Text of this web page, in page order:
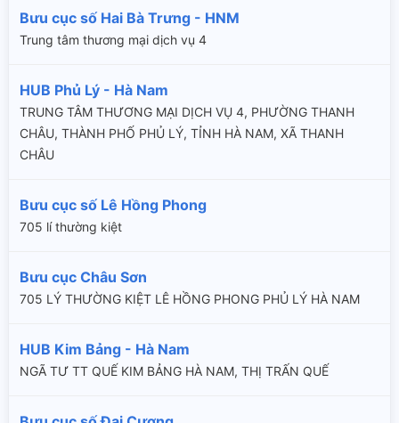
Bưu cục số Hai Bà Trưng - HNM
Trung tâm thương mại dịch vụ 4
HUB Phủ Lý - Hà Nam
TRUNG TÂM THƯƠNG MẠI DỊCH VỤ 4, PHƯỜNG THANH
CHÂU, THÀNH PHỐ PHỦ LÝ, TỈNH HÀ NAM, XÃ THANH
CHÂU
Bưu cục số Lê Hồng Phong
705 lí thường kiệt
Bưu cục Châu Sơn
705 LÝ THƯỜNG KIỆT LÊ HỒNG PHONG PHỦ LÝ HÀ NAM
HUB Kim Bảng - Hà Nam
NGÃ TƯ TT QUẾ KIM BẢNG HÀ NAM, THỊ TRẤN QUẾ